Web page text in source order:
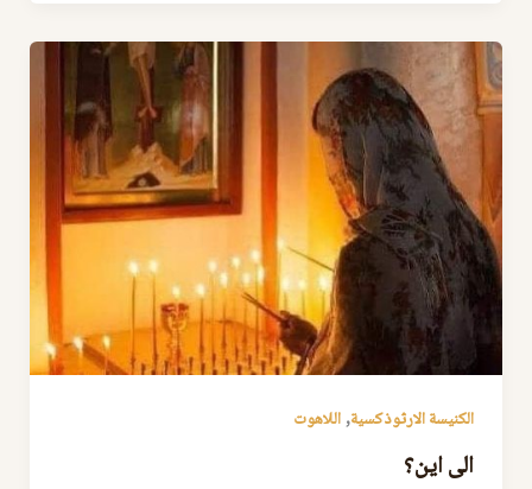
الكنيسة الارثوذكسية,اللاهوت
الى اين؟